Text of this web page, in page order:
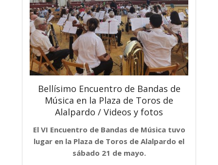
Bellísimo Encuentro de Bandas de
Música en la Plaza de Toros de
Alalpardo / Videos y fotos
El VI Encuentro de Bandas de Música tuvo
lugar en la Plaza de Toros de Alalpardo el
sábado 21 de mayo.